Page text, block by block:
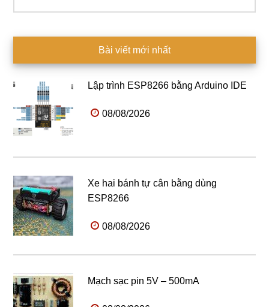
Bài viết mới nhất
Lập trình ESP8266 bằng Arduino IDE
08/08/2026
Xe hai bánh tự cân bằng dùng
ESP8266
08/08/2026
Mạch sạc pin 5V – 500mA